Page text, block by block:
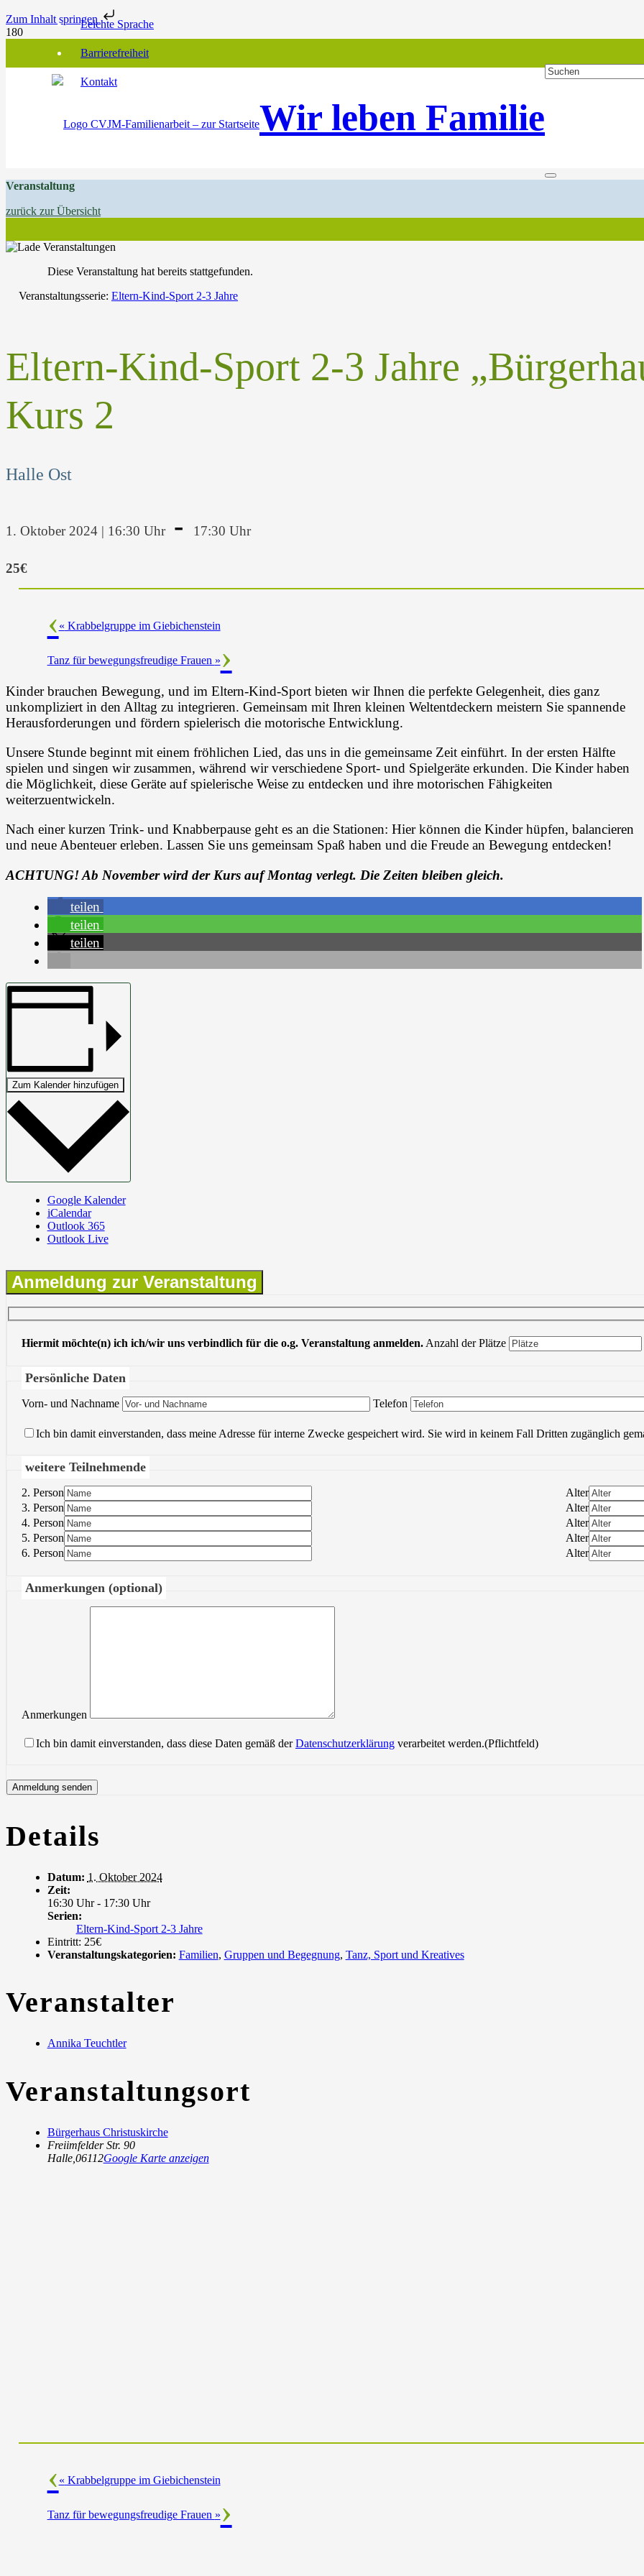
Zum Inhalt springenLeichte Sprache
Barrierefreiheit
Kontakt
Wir leben Familie
Veranstaltung
zurück zur Übersicht
Diese Veranstaltung hat bereits stattgefunden.
Veranstaltungsserie: Eltern-Kind-Sport 2-3 Jahre
Eltern-Kind-Sport 2-3 Jahre
Kurs 2
Halle Ost
1. Oktober 2024 | 16:30 Uhr- 17:30 Uhr
25€
« Krabbelgruppe im Giebichenstein
Tanz für bewegungsfreudige Frauen »
Kinder brauchen Bewegung, und im Eltern-Kind-Sport bieten wir Ihnen die perfekte Gelegenheit, dies ganz
unkompliziert in den Alltag zu integrieren. Gemeinsam mit Ihren kleinen Weltentdeckern meistern Sie spannende
Herausforderungen und fördern spielerisch die motorische Entwicklung.
Unsere Stunde beginnt mit einem fröhlichen Lied, das uns in die gemeinsame Zeit einführt. In der ersten Hälfte
spielen und singen wir zusammen, während wir verschiedene Sport- und Spielgeräte erkunden. Die Kinder haben
die Möglichkeit, diese Geräte auf spielerische Weise zu entdecken und ihre motorischen Fähigkeiten
weiterzuentwickeln.
Nach einer kurzen Trink- und Knabberpause geht es an die Stationen: Hier können die Kinder hüpfen, balancieren
und neue Abenteuer erleben. Lassen Sie uns gemeinsam Spaß haben und die Freude an Bewegung entdecken!
ACHTUNG! Ab November wird der Kurs auf Montag verlegt. Die Zeiten bleiben gleich.
teilen
teilen
teilen
Zum Kalender hinzufügen
Google Kalender
iCalendar
Outlook 365
Outlook Live
Anmeldung zur Veranstaltung
Hiermit möchte(n) ich ich/wir uns verbindlich für die o.g. Veranstaltung anmelden. Anzahl der Plätze
Persönliche Daten
Vorn- und Nachname Bitte lasse dieses Feld leer.
Telefon
Ich bin damit einverstanden, dass meine Adresse für interne Zwecke gespeichert wird. Sie wird in keinem Fall Dritten zugänglich
weitere Teilnehmende
2. Person
Alter
3. Person
Alter
4. Person
Alter
5. Person
Alter
6. Person
Alter
Anmerkungen (optional)
Anmerkungen
Ich bin damit einverstanden, dass diese Daten gemäß derDatenschutzerklärung verarbeitet werden.(Pflichtfeld)
Details
Datum: 1. Oktober 2024
Zeit:
16:30 Uhr - 17:30 Uhr
Serien:
Eltern-Kind-Sport 2-3 Jahre
Eintritt: 25€
Veranstaltungskategorien: Familien, Gruppen und Begegnung, Tanz, Sport und Kreatives
Veranstalter
Annika Teuchtler
Veranstaltungsort
Bürgerhaus Christuskirche
Freiimfelder Str. 90
Halle, 06112Google Karte anzeigen
« Krabbelgruppe im Giebichenstein
Tanz für bewegungsfreudige Frauen »